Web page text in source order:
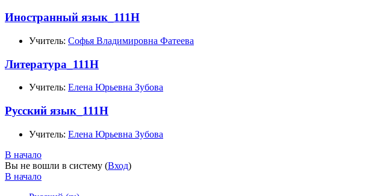
Иностранный язык_111Н
Учитель: Софья Владимировна Фатеева
Литература_111Н
Учитель: Елена Юрьевна Зубова
Русский язык_111Н
Учитель: Елена Юрьевна Зубова
В начало
Вы не вошли в систему (Вход)
В начало